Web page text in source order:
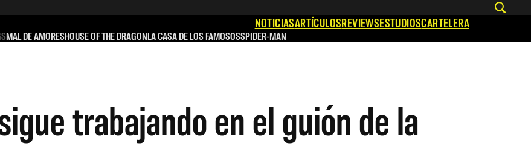
NOTICIASARTÍCULOSREVIEWSESTUDIOSCARTELERA
MAL DE AMORESHOUSE OF THE DRAGONLA CASA DE LOS FAMOSOSSPIDER-MAN
trabajando en el guión de la